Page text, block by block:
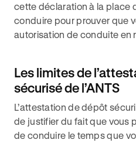
cette déclaration à la place
conduire pour prouver que
autorisation de conduite en
Les limites de
sécurisé de l’ANTS
L’attestation de dépôt
de justifier du fait que vous
de conduire le temps que